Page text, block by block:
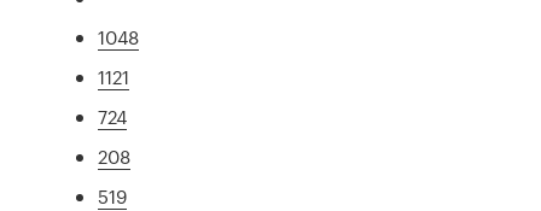
1048
1121
724
208
519